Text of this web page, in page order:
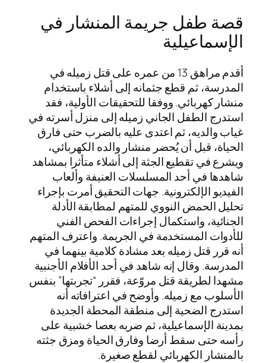
قصة طفل جريمة المنشار في
الإسماعيلية
أقدم مراهق 13 من عمره على قتل زميله في
المدرسة، ثم قطع جثمانه إلى أشلاء باستخدام
منشار كهربائي. ووفقا للتحقيقات الأولية، فقد
استدرج الطفل الجاني زميله إلى منزل أسرته في
غياب والديه، ثم اعتدى عليه بالضرب حتى فارق
الحياة، قبل أن يُحضر منشار والده الكهربائي،
ويشرع في تقطيع الجثة إلى أشلاء متأثرا بمشاهد
شاهدها في أحد المسلسلات العنيفة وألعاب
الفيديو الإلكترونية. جهات التحقيق أمرت بإجراء
تحليل الحمض النووي للمتهم لمطابقة الأدلة
الجنائية، واستكمال إجراءات الفحص الفني
للأدوات المستخدمة في الجريمة. واعترف المتهم
أنه قرر قتل زميله بعد مشادة كلامية بينهما في
المدرسة. وقال إنه شاهد في أحد الأفلام الأجنبية
مشهدا لطريقة قتل مروّعة، فقرر “تجربتها” بنفس
الأسلوب مع زميله. وأوضح في اعترافاته أنه
استدرج الضحية إلى منطقة المحطة الجديدة
بمدينة الإسماعيلية، ثم ضربه بعصا خشبية على
رأسه حتى سقط أرضا وفارق الحياة ومزق جثته
بالمنشار الكهربائي لقطع صغيرة.